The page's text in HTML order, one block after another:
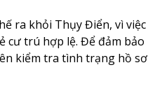
ra khỏi Thụy Điển, vì việc
cư trú hợp lệ. Để đảm bảo
kiểm tra tình trạng hồ sơ